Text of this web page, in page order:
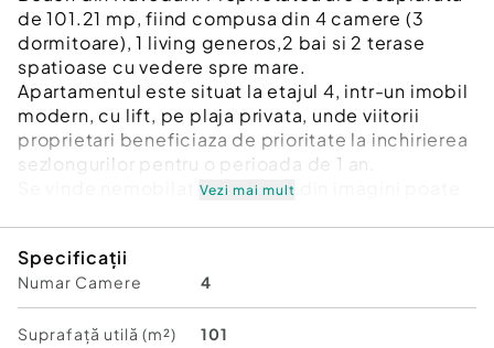
de 101.21 mp, fiind compusa din 4 camere (3
dormitoare), 1 living generos,2 bai si 2 terase
spatioase cu vedere spre mare.
Apartamentul este situat la etajul 4, intr-un imobil
modern, cu lift, pe plaja privata, unde viitorii
proprietari beneficiaza de prioritate la inchirierea
sezlongurilor pentru o perioada de 1 an.
Se vinde nemobilat. Mobilierul din imagini poate
Pentru mai multe detalii si vizionari:
Ene Marian – 0740 949 871
Agentia Mag Invest
Vezi mai mult
Specificații
Numar Camere 4
Suprafață utilă (m²) 101